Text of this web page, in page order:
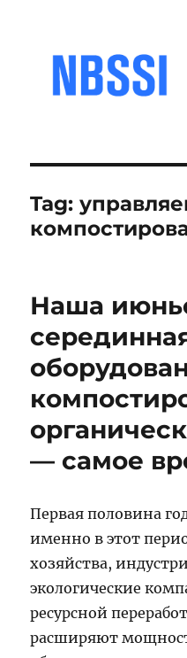
Tag:
Наша
— самое
Первая половина
именно в этот
хозяйства,
экологические
ресурсной
расширяют